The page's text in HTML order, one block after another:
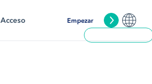
Acceso Empezar